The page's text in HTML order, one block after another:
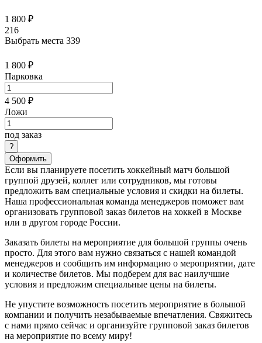
1 800 ₽
216
Выбрать места 339
1 800 ₽
Парковка
4 500 ₽
Ложи
под заказ
Оформить
Если вы планируете посетить хоккейный матч большой
группой друзей, коллег или сотрудников, мы готовы
предложить вам специальные условия и скидки на билеты.
Наша профессиональная команда менеджеров поможет вам
организовать групповой заказ билетов на хоккей в Москве
или в другом городе России.
Заказать билеты на мероприятие для большой группы очень
просто. Для этого вам нужно связаться с нашей командой
менеджеров и сообщить им информацию о мероприятии, дате
и количестве билетов. Мы подберем для вас наилучшие
условия и предложим специальные цены на билеты.
Не упустите возможность посетить мероприятие в большой
компании и получить незабываемые впечатления. Свяжитесь
с нами прямо сейчас и организуйте групповой заказ билетов
на мероприятие по всему миру!